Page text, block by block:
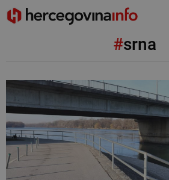
#srna